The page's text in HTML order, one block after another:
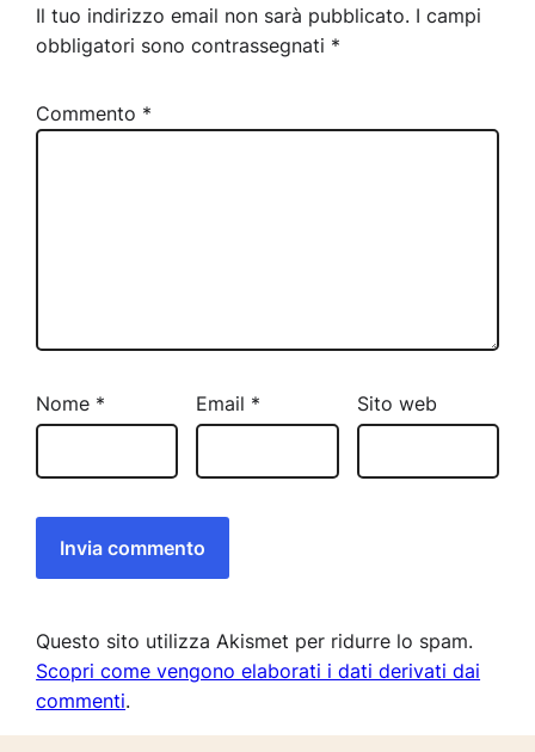
Il tuo indirizzo email non sarà pubblicato. I campi
obbligatori sono contrassegnati *
Commento *
Nome * Email * Sito web
Questo sito utilizza Akismet per ridurre lo spam.
Scopri come vengono elaborati i dati derivati dai
commenti.